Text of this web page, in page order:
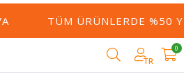
TÜM ÜRÜNLERDE %50
TR
0